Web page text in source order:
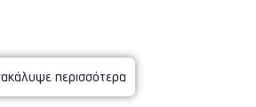
περισσότερα